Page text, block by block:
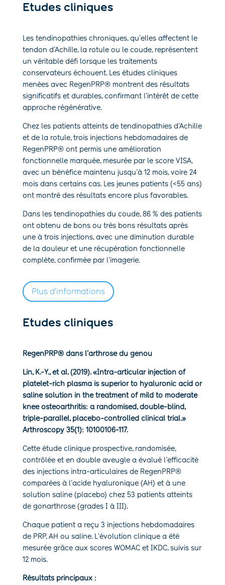
Etudes cliniques
Les tendinopathies chroniques, qu’elles affectent le
tendon d’Achille, la rotule ou le coude, représentent
un véritable défi lorsque les traitements
conservateurs échouent. Les études cliniques
menées avec RegenPRP® montrent des résultats
significatifs et durables, confirmant l’intérêt de cette
approche régénérative.
Chez les patients atteints de tendinopathies d’Achille
et de la rotule, trois injections hebdomadaires de
RegenPRP® ont permis une amélioration
fonctionnelle marquée, mesurée par le score VISA,
avec un bénéfice maintenu jusqu’à 12 mois, voire 24
mois dans certains cas. Les jeunes patients (<55 ans)
ont montré des résultats encore plus favorables.
Dans les tendinopathies du coude, 86 % des patients
ont obtenu de bons ou très bons résultats après
une à trois injections, avec une diminution durable
de la douleur et une récupération fonctionnelle
complète, confirmée par l’imagerie.
Plus d'informations
Etudes cliniques
RegenPRP® dans l’arthrose du genou
Lin, K.-Y., et al. (2019). «Intra-articular injection of
platelet-rich plasma is superior to hyaluronic acid or
saline solution in the treatment of mild to moderate
knee osteoarthritis: a randomised, double-blind,
triple-parallel, placebo-controlled clinical trial.»
Arthroscopy 35(1): 10100106-117.
Cette étude clinique prospective, randomisée,
contrôlée et en double aveugle a évalué l’efficacité
des injections intra-articulaires de RegenPRP®
comparées à l’acide hyaluronique (AH) et à une
solution saline (placebo) chez 53 patients atteints
de gonarthrose (grades I à III).
Chaque patient a reçu 3 injections hebdomadaires
de PRP, AH ou saline. L’évolution clinique a été
mesurée grâce aux scores WOMAC et IKDC, suivis sur
12 mois.
Résultats principaux :